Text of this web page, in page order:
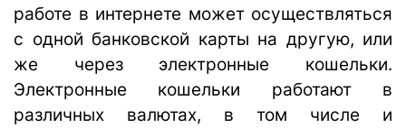
работе в интернете может осуществляться
с одной банковской карты на другую, или
же через электронные кошельки.
Электронные кошельки работают в
различных валютах, в том числе и